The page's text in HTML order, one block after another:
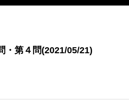
・第４問(2021/05/21)